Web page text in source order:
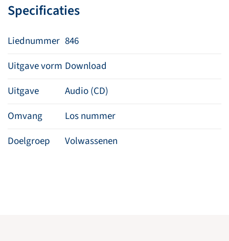
Specificaties
Liednummer 846
Uitgave vorm Download
Uitgave
Audio (CD)
Omvang
Los nummer
Doelgroep
Volwassenen